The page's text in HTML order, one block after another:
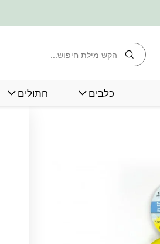
חיפוש
כלבים חתולים